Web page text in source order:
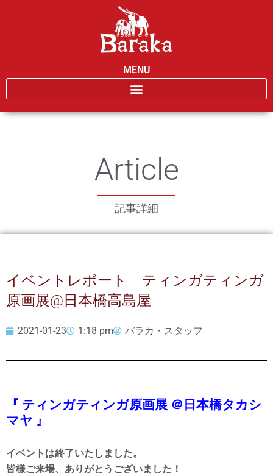
MENU
Article
記事詳細
イベントレポート ティンガティンガ
原画展@日本橋高島屋
2021-01-23 1:18 pm バラカ・スタッフ
『 ティンガティンガ原画展 ＠日本橋タカシ
マヤ 』
イベントは終了いたしました。
皆様ご来場、ありがとうございました！